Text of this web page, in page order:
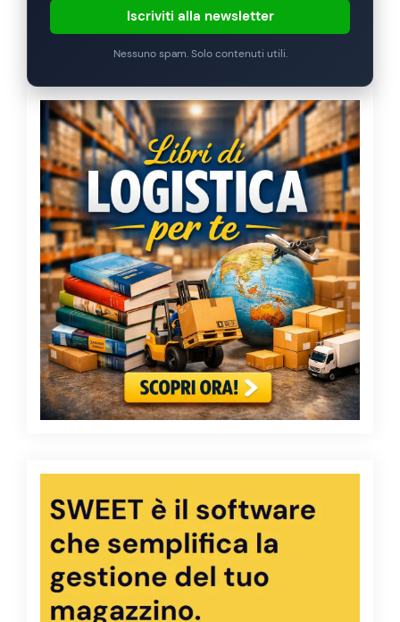
Iscriviti alla newsletter
Nessuno spam. Solo contenuti utili.